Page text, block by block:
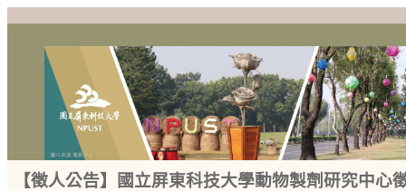
【徵人公告】國立屏東科技大學動物製劑研究中心